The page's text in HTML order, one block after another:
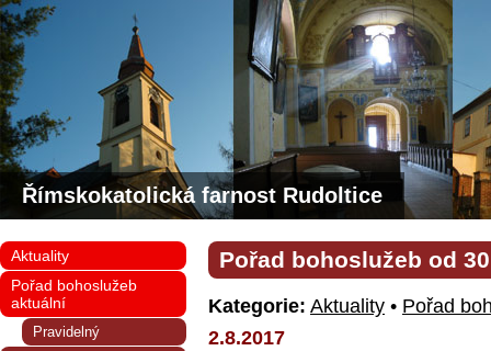
Římskokatolická farnost Rudoltice
Pořad bohoslužeb od
Kategorie: Aktuality • Pořad
2.8.2017
Aktuality
Pořad bohoslužeb
aktuální
Pravidelný